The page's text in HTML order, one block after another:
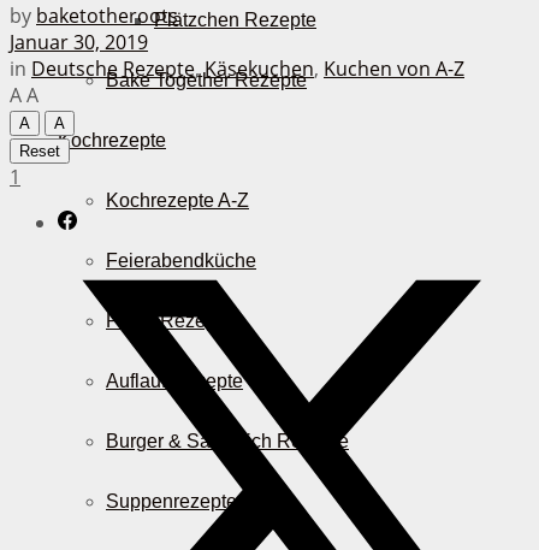
Plätzchen Rezepte
Bake Together Rezepte
Kochrezepte
Kochrezepte A-Z
Feierabendküche
Pasta Rezepte
Auflauf Rezepte
Burger & Sandwich Rezepte
Suppenrezepte
by baketotheroots
Januar 30, 2019
in Deutsche Rezepte,Käsekuchen, Kuchen von A-Z
AA
A
A
Reset
1